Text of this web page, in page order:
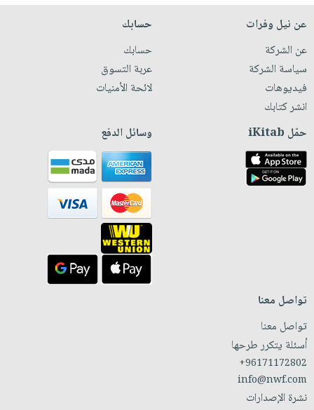
عن نيل وفرات
عن الشركة
سياسة الشركة
فيديوهات
انشر كتابك
حسابك
حسابك
عربة التسوق
لائحة الأمنيات
حمّل iKitab وسائل الدفع
تواصل معنا
تواصل معنا
أسئلة يتكرر طرحها
+96171172802
info@nwf.com
نشرة الإصدارات